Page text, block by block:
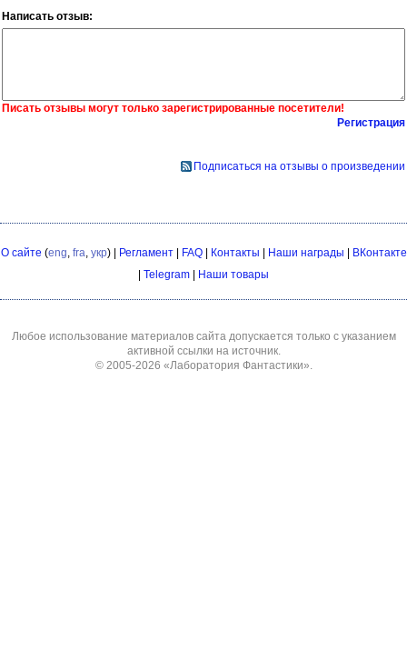
Написать отзыв:
Писать отзывы могут только зарегистрированные посетители!
Регистрация
Подписаться на отзывы о произведении
О сайте (eng fra укр) | Регламент| FAQ| Контакты | Наши награды | ВКонтакте
| Telegram | Наши товары
Любое использование материалов сайта допускается только с указанием
активной ссылки на источник.
© 2005-2026 «Лаборатория Фантастики»